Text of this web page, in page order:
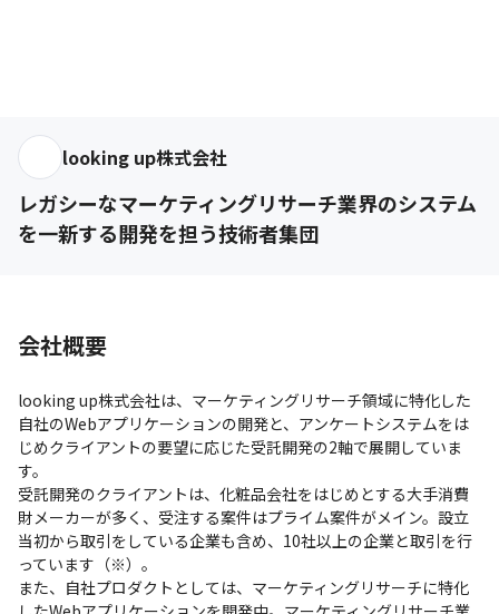
looking up株式会社
レガシーなマーケティングリサーチ業界のシステム
を一新する開発を担う技術者集団
会社概要
looking up株式会社は、マーケティングリサーチ領域に特化した
自社のWebアプリケーションの開発と、アンケートシステムをは
じめクライアントの要望に応じた受託開発の2軸で展開していま
す。
受託開発のクライアントは、化粧品会社をはじめとする大手消費
財メーカーが多く、受注する案件はプライム案件がメイン。設立
当初から取引をしている企業も含め、10社以上の企業と取引を行
っています（※）。
また、自社プロダクトとしては、マーケティングリサーチに特化